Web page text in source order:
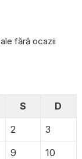
fără ocazii
S
D
2
3
9
10